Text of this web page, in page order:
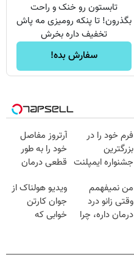
تابستون رو خنک و راحت
بگذرون! تا پنکه رومیزی مه پاش
تخفیف داره بخرش
سفارش بده!
فرم خود را در
بزرگترین
جشنواره ایمپلنت
فقط ۲۵ میلیون
آرتروز مفاصل
خود را به طور
قطعی درمان
◗پرسش‌نامه◖
من نمیفهمم
وقتی زانو درد
درمان داره، چرا
ویدیو هولناک از
جوان کارتن
خوابی که